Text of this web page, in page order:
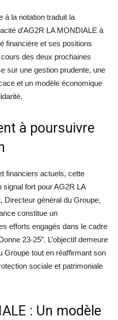
à la notation traduit la
d’AG2R LA MONDIALE à
financière et ses positions
des deux prochaines
sur une gestion prudente, une
et un modèle économique
à poursuivre
financiers actuels, cette
signal fort pour AG2R LA
Directeur général du Groupe,
constitue un
efforts engagés dans le cadre
23-25”. L’objectif demeure
Groupe tout en réaffirmant son
sociale et patrimoniale
: Un modèle